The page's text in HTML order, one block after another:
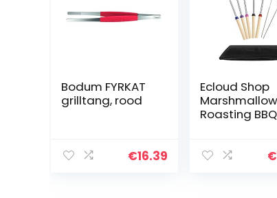
Bodum FYRKAT
grilltang, rood
€16.39
Ecloud Shop
Marshmallow
Roasting BBQ
roestvrij
€